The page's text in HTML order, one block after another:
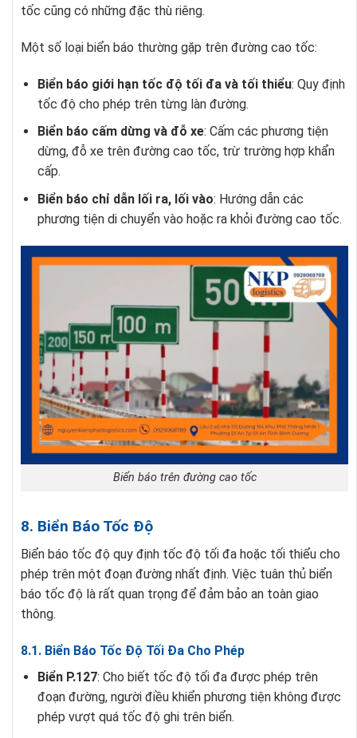
tốc cũng có những đặc thù riêng.
Một số loại biển báo thường gặp trên đường cao tốc:
Biển báo giới hạn tốc độ tối đa và tối thiểu: Quy định
tốc độ cho phép trên từng làn đường.
Biển báo cấm dừng và đỗ xe: Cấm các phương tiện
dừng, đỗ xe trên đường cao tốc, trừ trường hợp khẩn
cấp.
Biển báo chỉ dẫn lối ra, lối vào: Hướng dẫn các
phương tiện di chuyển vào hoặc ra khỏi đường cao tốc.
Biển báo trên đường cao tốc
8. Biển Báo Tốc Độ
Biển báo tốc độ quy định tốc độ tối đa hoặc tối thiểu cho
phép trên một đoạn đường nhất định. Việc tuân thủ biển
báo tốc độ là rất quan trọng để đảm bảo an toàn giao
thông.
8.1. Biển Báo Tốc Độ Tối Đa Cho Phép
Biển P.127: Cho biết tốc độ tối đa được phép trên
đoạn đường, người điều khiển phương tiện không được
phép vượt quá tốc độ ghi trên biển.